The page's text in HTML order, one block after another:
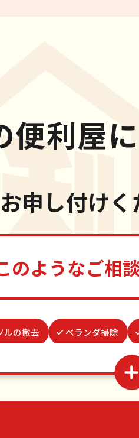
便利屋に
お申し付けく
のようなご相
ルの撤去 ベランダ掃除
場